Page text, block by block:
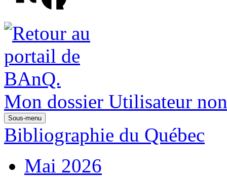
Mon dossier Utilisateur
Sous-menu
Bibliographie du Québec
Mai 2026